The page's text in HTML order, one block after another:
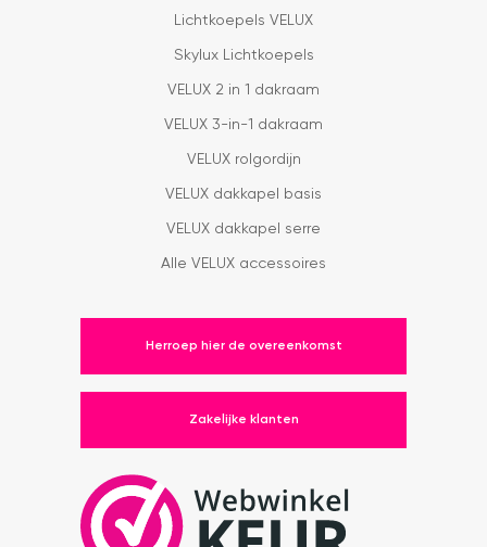
Lichtkoepels VELUX
Skylux Lichtkoepels
VELUX 2 in 1 dakraam
VELUX 3-in-1 dakraam
VELUX rolgordijn
VELUX dakkapel basis
VELUX dakkapel serre
Alle VELUX accessoires
Herroep hier de overeenkomst
Zakelijke klanten